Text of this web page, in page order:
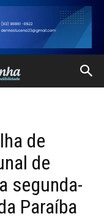
de
de
segunda-
Paraíba